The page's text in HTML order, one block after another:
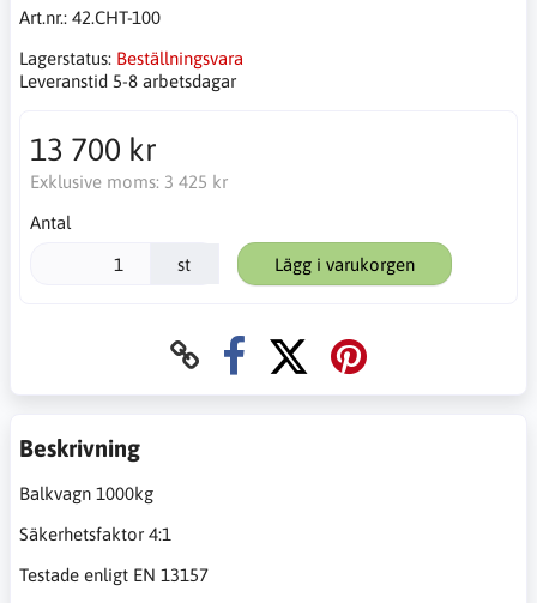
Art.nr.: 42.CHT-100
Lagerstatus: Beställningsvara
Leveranstid 5-8 arbetsdagar
13 700 kr
Exklusive moms: 3 425 kr
Antal
st Lägg i varukorgen
Beskrivning
Balkvagn 1000kg
Säkerhetsfaktor 4:1
Testade enligt EN 13157